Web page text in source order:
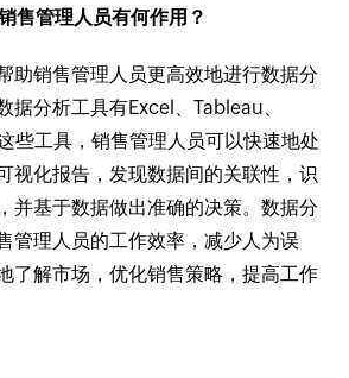
售管理人员有何作用？
助销售管理人员更高效地进行数据分
据分析工具有Excel、Tableau、
些工具，销售管理人员可以快速地处
视化报告，发现数据间的关联性，识
并基于数据做出准确的决策。数据分
管理人员的工作效率，减少人为误
了解市场，优化销售策略，提高工作